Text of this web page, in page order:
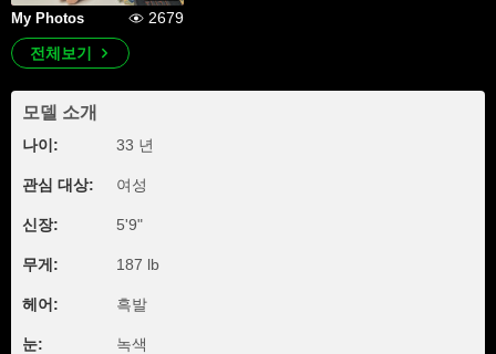
My Photos
2679
전체보기
모델 소개
나이: 33 년
관심 대상: 여성
신장: 5'9"
무게: 187 lb
헤어: 흑발
눈: 녹색